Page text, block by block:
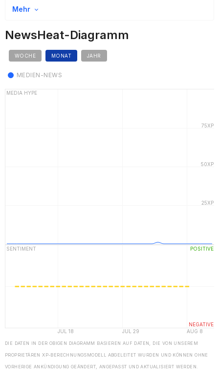
Mehr
NewsHeat-Diagramm
WOCHE MONAT JAHR
MEDIEN-NEWS
DIE DATEN IN DER OBIGEN DIAGRAMM BASIEREN AUF DATEN, DIE VON UNSEREM
PROPRIETÄREN XP-BERECHNUNGSMODELL ABGELEITET WURDEN UND KÖNNEN OHNE
VORHERIGE ANKÜNDIGUNG GEÄNDERT, ANGEPASST UND AKTUALISIERT WERDEN.